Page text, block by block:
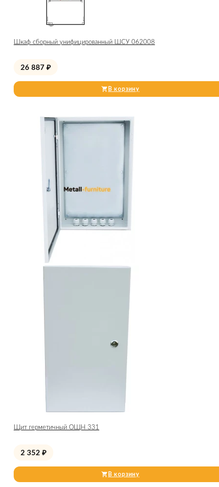
Шкаф сборный унифицированный ШСУ 062008
26 887 ₽
В корзину
Щит герметичный ОЩН 331
2 352 ₽
В корзину